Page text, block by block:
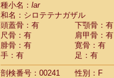
種小名： lar
和名：シロテテナガザル
頭蓋骨：有
下顎骨：有
尺骨：有
肩甲骨：有
腓骨：有
寛骨：有
手：有
足：有
剖検番号：00241
性別：F